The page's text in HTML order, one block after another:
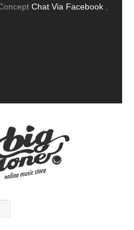
Chat Via Facebook